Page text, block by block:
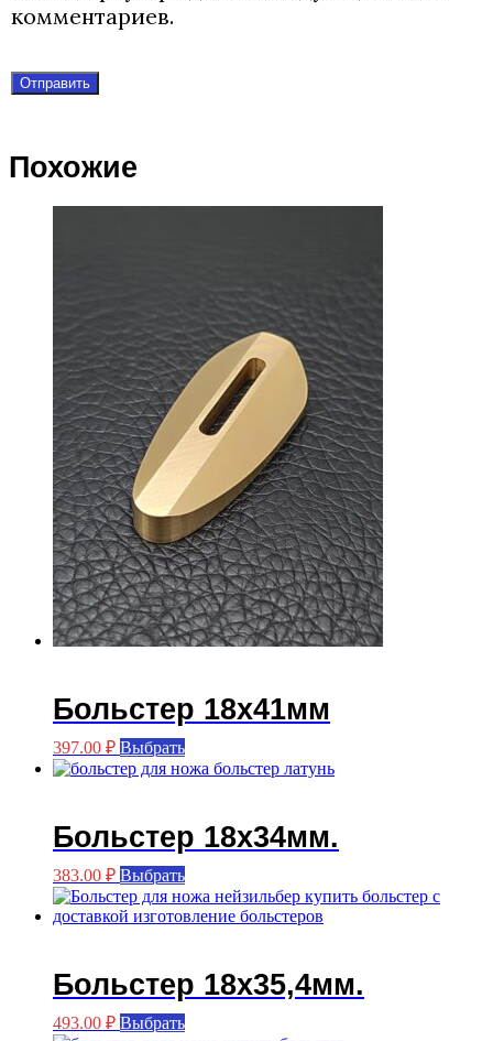
комментариев.
Похожие
Больстер 18х41мм
397.00 ₽ ВыбратьЭтот
товар
имеет
вариаций.
Опции
можно
выбрать
на
странице
Больстер 18х34мм.
383.00 ₽ ВыбратьЭтот
товар
имеет
несколько
Опции
можно
выбрать
на
Больстер 18х35,4мм.
493.00 ₽ ВыбратьЭтот